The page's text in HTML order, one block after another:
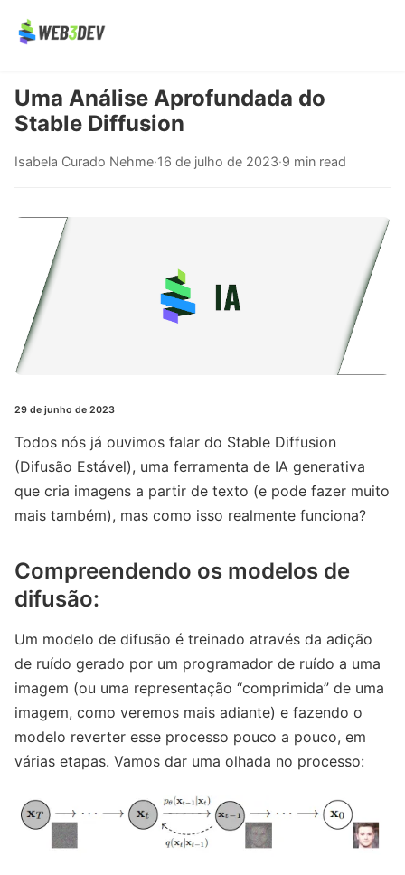
Uma Análise Aprofundada do
Stable Diffusion
Isabela Curado Nehme·16 de julho de 2023·9 min read
29 de junho de 2023
Todos nós já ouvimos falar do Stable Diffusion
(Difusão Estável), uma ferramenta de IA generativa
que cria imagens a partir de texto (e pode fazer muito
mais também), mas como isso realmente funciona?
Compreendendo os modelos de
difusão:
Um modelo de difusão é treinado através da adição
de ruído gerado por um programador de ruído a uma
imagem (ou uma representação “comprimida” de uma
imagem, como veremos mais adiante) e fazendo o
modelo reverter esse processo pouco a pouco, em
várias etapas. Vamos dar uma olhada no processo: